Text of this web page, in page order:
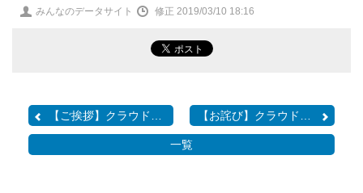
みんなのデータサイト 修正 2019/03/10 18:16
【ご挨拶】クラウドファン...
一覧